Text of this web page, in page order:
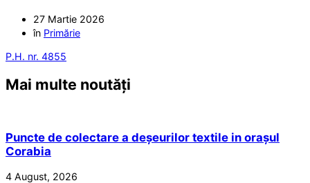
27 Martie 2026
în Primărie
P.H. nr. 4855
Mai multe noutăți
Puncte de colectare a deșeurilor textile in orașul
Corabia
4 August, 2026